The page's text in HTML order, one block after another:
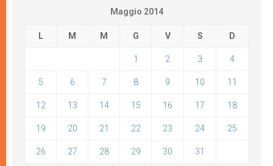
Maggio 2014
L M M G V S D
1 2 3 4
5 6 7 8 9 10 11
12 13 14 15 16 17 18
19 20 21 22 23 24 25
26 27 28 29 30 31